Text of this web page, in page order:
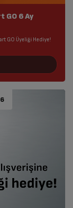
GO 6 Ay
GO Üyeliği Hediye!